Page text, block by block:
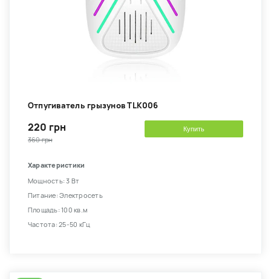
Отпугиватель грызунов TLK006
220 грн
360 грн
Купить
Характеристики
Мощность: 3 Вт
Питание: Электросеть
Площадь: 100 кв.м
Частота: 25-50 кГц